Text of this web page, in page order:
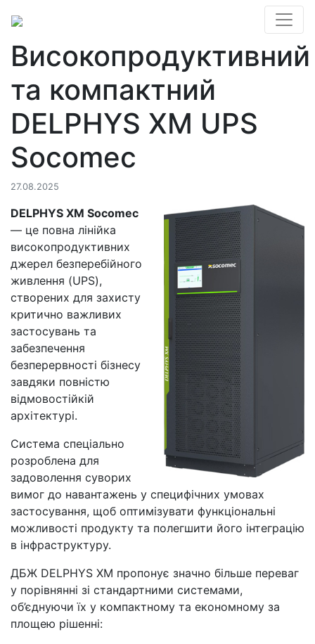
Високопродуктивний
та компактний
DELPHYS XM UPS
Socomec
27.08.2025
DELPHYS XM Socomec
— це повна лінійка
високопродуктивних
джерел безперебійного
живлення (UPS),
створених для захисту
критично важливих
застосувань та
забезпечення
безперервності бізнесу
завдяки повністю
відмовостійкій
архітектурі.
Система спеціально
розроблена для
задоволення суворих
вимог до навантажень у специфічних умовах
застосування, щоб оптимізувати функціональні
можливості продукту та полегшити його інтеграцію
в інфраструктуру.
ДБЖ DELPHYS XM пропонує значно більше переваг
у порівнянні зі стандартними системами,
об’єднуючи їх у компактному та економному за
площею рішенні: